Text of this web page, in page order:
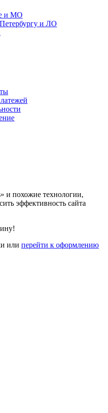
и МО
и ЛО
и похожие технологии,
эффективность сайта
или перейти к оформлению